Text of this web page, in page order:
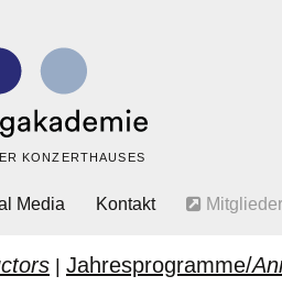
KONZERTHAUSES
Media Kontakt Mitglieder
| Jahresprogramme/